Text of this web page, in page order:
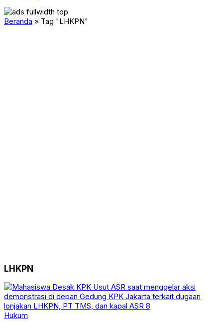
Beranda » Tag "LHKPN"
LHKPN
Hukum